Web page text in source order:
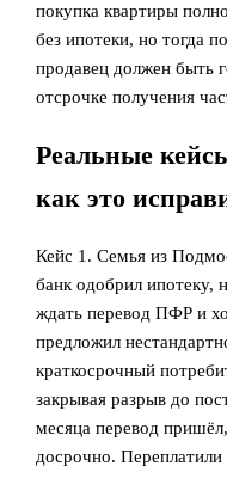
покупка квартиры
без ипотеки, но тогда
продавец должен быть
отсрочке получения
Реальные
как это
Кейс 1. Семья из
банк одобрил ипотеку,
ждать перевод ПФР и
предложил
краткосрочный
закрывая разрыв до
месяца перевод
досрочно.